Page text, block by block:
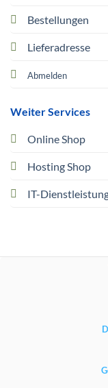
Bestellungen
Lieferadresse
Abmelden
Weiter Services
Online Shop
Hosting Shop
IT-